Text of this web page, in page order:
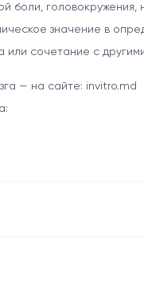
боли,
значение в
сочетание с
— на сайте: invitro.md